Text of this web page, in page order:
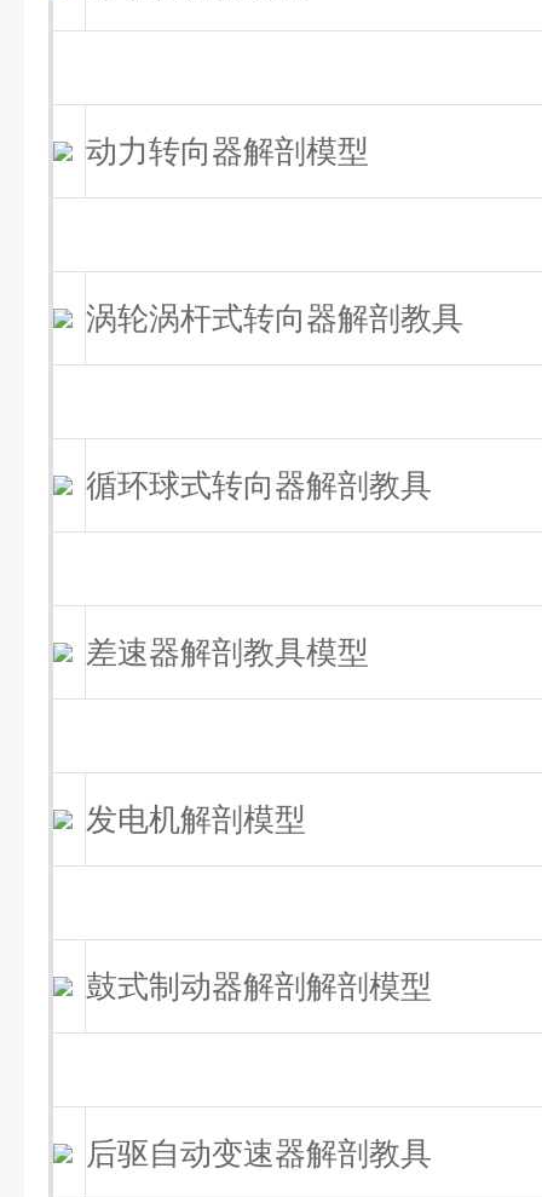
动力转向器解剖模型
涡轮涡杆式转向器解剖教具
循环球式转向器解剖教具
差速器解剖教具模型
发电机解剖模型
鼓式制动器解剖解剖模型
后驱自动变速器解剖教具